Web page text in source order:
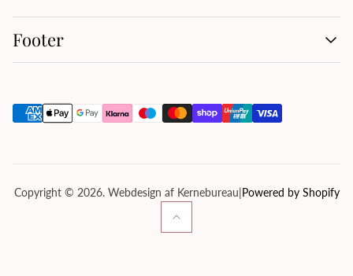
Footer
Om os
Copyright © 2026. Webdesign af Kernebureau|Powered by Shopify